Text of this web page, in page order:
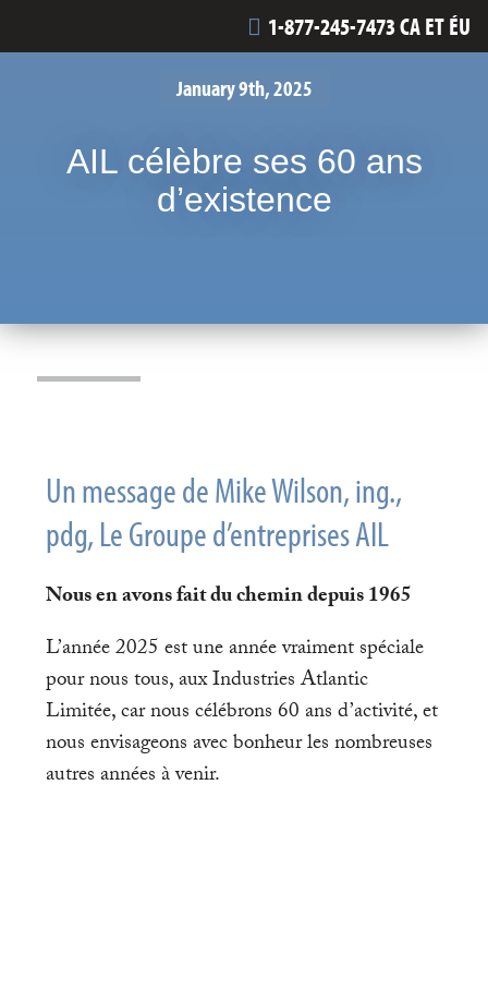
1-877-245-7473 CA ET ÉU
January 9th, 2025
AIL célèbre ses 60 ans
d’existence
Un message de Mike Wilson, ing.,
pdg, Le Groupe d’entreprises AIL
Nous en avons fait du chemin depuis 1965
L’année 2025 est une année vraiment spéciale
pour nous tous, aux Industries Atlantic
Limitée, car nous célébrons 60 ans d’activité, et
nous envisageons avec bonheur les nombreuses
autres années à venir.